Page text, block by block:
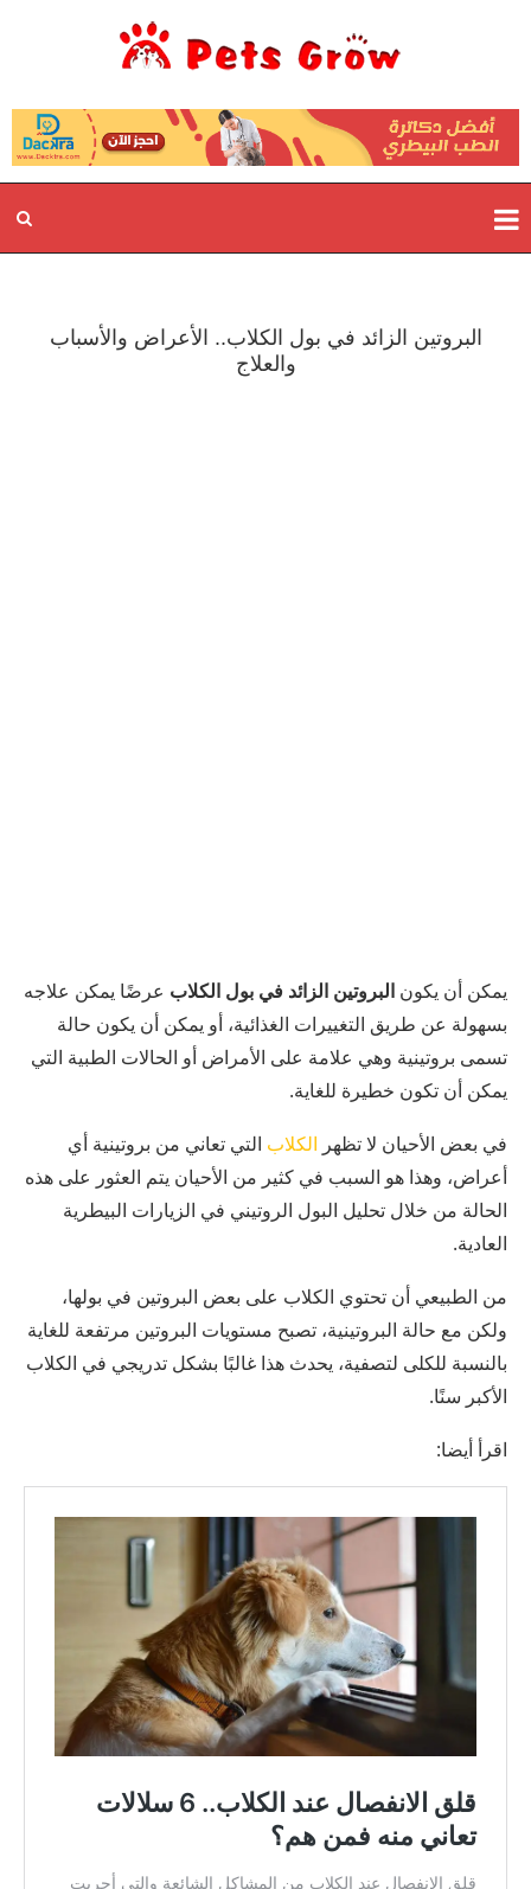
البروتين الزائد في بول الكلاب.. الأعراض والأسباب
والعلاج
يمكن أن يكون البروتين الزائد في بول الكلاب عرضًا يمكن علاجه
بسهولة عن طريق التغييرات الغذائية، أو يمكن أن يكون حالة
تسمى بروتينية وهي علامة على الأمراض أو الحالات الطبية التي
يمكن أن تكون خطيرة للغاية.
في بعض الأحيان لا تظهر الكلاب التي تعاني من بروتينية أي
أعراض، وهذا هو السبب في كثير من الأحيان يتم العثور على هذه
الحالة من خلال تحليل البول الروتيني في الزيارات البيطرية
العادية.
من الطبيعي أن تحتوي الكلاب على بعض البروتين في بولها،
ولكن مع حالة البروتينية، تصبح مستويات البروتين مرتفعة للغاية
بالنسبة للكلى لتصفية، يحدث هذا غالبًا بشكل تدريجي في الكلاب
الأكبر سنًا.
اقرأ أيضا: